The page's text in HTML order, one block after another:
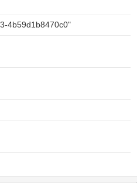
4b59d1b8470c0"